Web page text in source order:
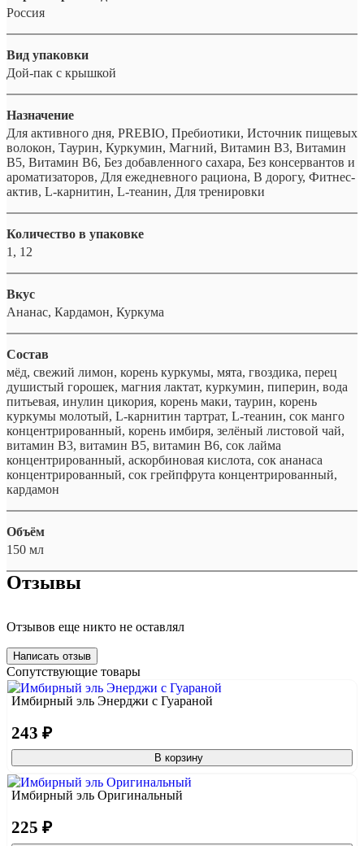
Россия
Вид упаковки
Дой-пак с крышкой
Назначение
Для активного дня, PREBIO, Пребиотики, Источник пищевых
волокон, Таурин, Куркумин, Магний, Витамин B3, Витамин
B5, Витамин B6, Без добавленного сахара, Без консервантов и
ароматизаторов, Для ежедневного рациона, В дорогу, Фитнес-
актив, L-карнитин, L-теанин, Для тренировки
Количество в упаковке
1, 12
Вкус
Ананас, Кардамон, Куркума
Состав
мёд, свежий лимон, корень куркумы, мята, гвоздика, перец
душистый горошек, магния лактат, куркумин, пиперин, вода
питьевая, инулин цикория, корень маки, таурин, корень
куркумы молотый, L-карнитин тартрат, L-теанин, сок манго
концентрированный, корень имбиря, зелёный листовой чай,
витамин B3, витамин B5, витамин B6, сок лайма
концентрированный, аскорбиновая кислота, сок ананаса
концентрированный, сок грейпфрута концентрированный,
кардамон
Объём
150 мл
Отзывы
Отзывов еще никто не оставлял
Написать отзыв
Сопутствующие товары
Имбирный эль Энерджи с Гуараной
243 ₽
В корзину
Имбирный эль Оригинальный
225 ₽